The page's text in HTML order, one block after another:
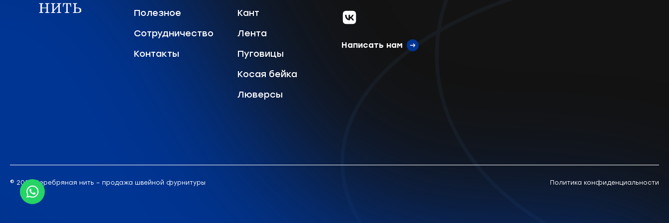
Полезное
Сотрудничество
Контакты
Кант
Лента
Пуговицы
Косая бейка
Люверсы
vk.com
Написать нам
© 2026 Серебряная нить – продажа швейной фурнитуры Политика конфиденциальности